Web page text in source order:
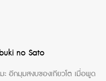
no Sato
อีกมุมสงบของเกียวโต เมื่อพูด